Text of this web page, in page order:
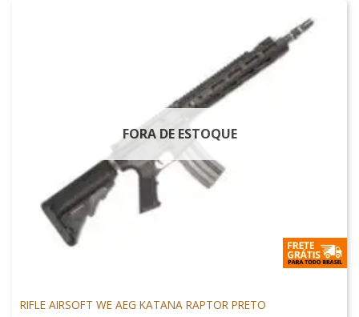
FORA DE ESTOQUE
RIFLE AIRSOFT WE AEG KATANA RAPTOR PRETO